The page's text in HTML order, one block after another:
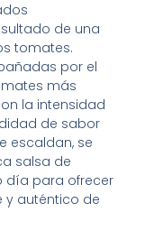
de una
tomates.
por el
más
la intensidad
de sabor
escaldan, se
salsa de
día para ofrecer
y auténtico de